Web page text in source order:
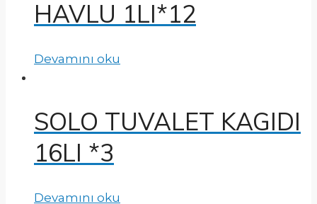
HAVLU 1LI*12
Devamını oku
SOLO TUVALET KAGIDI
16LI *3
Devamını oku